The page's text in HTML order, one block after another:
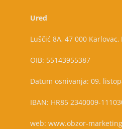
Ured
Luščić 8A, 47 000
OIB: 55143955387
Datum osnivanja: 09.
IBAN: HR85 2340009-
web: www.obzor-